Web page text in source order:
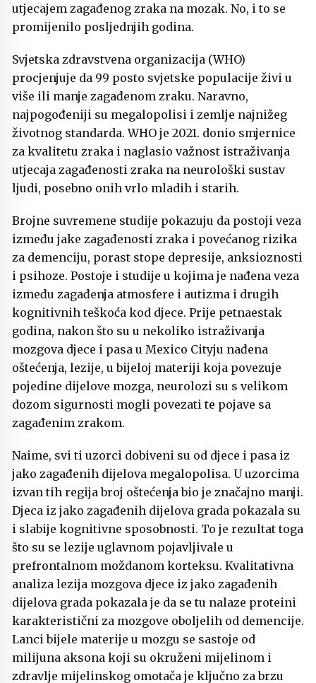
utjecajem zagađenog zraka na mozak. No, i to se
promijenilo posljednjih godina.
Svjetska zdravstvena organizacija (WHO)
procjenjuje da 99 posto svjetske populacije živi u
više ili manje zagađenom zraku. Naravno,
najpogođeniji su megalopolisi i zemlje najnižeg
životnog standarda. WHO je 2021. donio smjernice
za kvalitetu zraka i naglasio važnost istraživanja
utjecaja zagađenosti zraka na neurološki sustav
ljudi, posebno onih vrlo mladih i starih.
Brojne suvremene studije pokazuju da postoji veza
između jake zagađenosti zraka i povećanog rizika
za demenciju, porast stope depresije, anksioznosti
i psihoze. Postoje i studije u kojima je nađena veza
između zagađenja atmosfere i autizma i drugih
kognitivnih teškoća kod djece. Prije petnaestak
godina, nakon što su u nekoliko istraživanja
mozgova djece i pasa u Mexico Cityju nađena
oštećenja, lezije, u bijeloj materiji koja povezuje
pojedine dijelove mozga, neurolozi su s velikom
dozom sigurnosti mogli povezati te pojave sa
zagađenim zrakom.
Naime, svi ti uzorci dobiveni su od djece i pasa iz
jako zagađenih dijelova megalopolisa. U uzorcima
izvan tih regija broj oštećenja bio je značajno manji.
Djeca iz jako zagađenih dijelova grada pokazala su
i slabije kognitivne sposobnosti. To je rezultat toga
što su se lezije uglavnom pojavljivale u
prefrontalnom moždanom korteksu. Kvalitativna
analiza lezija mozgova djece iz jako zagađenih
dijelova grada pokazala je da se tu nalaze proteini
karakteristični za mozgove oboljelih od demencije.
Lanci bijele materije u mozgu se sastoje od
milijuna aksona koji su okruženi mijelinom i
zdravlje mijelinskog omotača je ključno za brzu